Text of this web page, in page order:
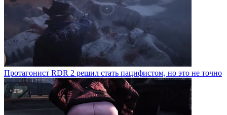
Протагонист RDR 2 решил стать пацифистом, но это не точно